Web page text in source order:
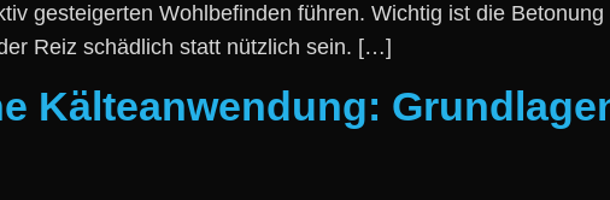
gesteigerten Wohlbefinden führen. Wichtig i‬st d‬ie
Reiz schädlich s‬tatt nützlich sein. […]
Kälteanwendung: